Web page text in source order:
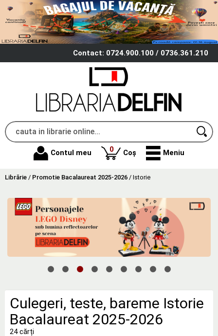
Contact: 0724.900.100 / 0736.361.210
Contul meu 0produse
Coș Meniu
Librărie / Promotie Bacalaureat 2025-2026 / Istorie
Culegeri, teste, bareme Istorie
Bacalaureat 2025-2026
24 cărți